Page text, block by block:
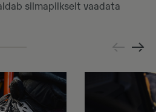
silmapilkselt vaadata